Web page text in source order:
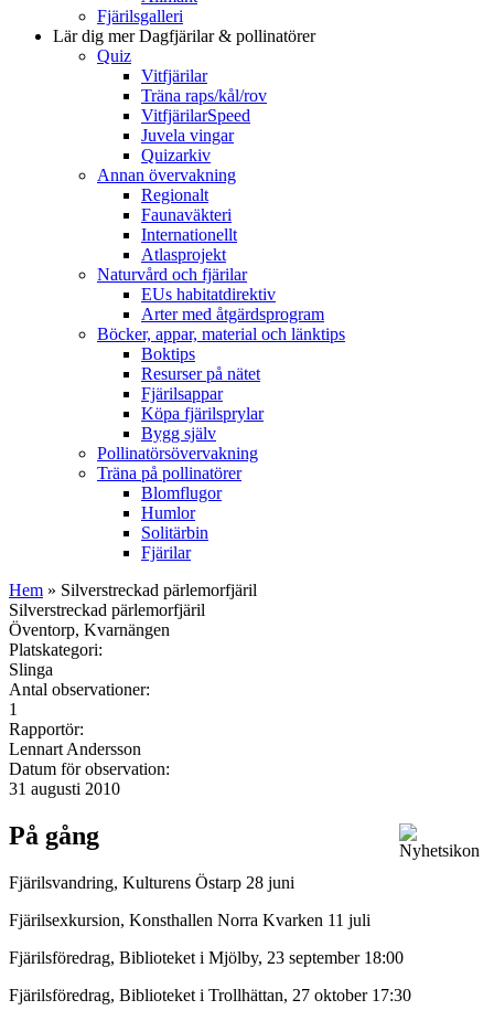
Fjärilsgalleri
Lär dig merDagfjärilar & pollinatörer
Quiz
Vitfjärilar
Träna raps/kål/rov
VitfjärilarSpeed
Juvela vingar
Quizarkiv
Annan övervakning
Regionalt
Faunaväkteri
Internationellt
Atlasprojekt
Naturvård och fjärilar
EUs habitatdirektiv
Arter med åtgärdsprogram
Böcker, appar, material och länktips
Boktips
Resurser på nätet
Fjärilsappar
Köpa fjärilsprylar
Bygg själv
Pollinatörsövervakning
Träna på pollinatörer
Blomflugor
Humlor
Solitärbin
Fjärilar
Hem » Silverstreckad pärlemorfjäril
Silverstreckad pärlemorfjäril
Öventorp, Kvarnängen
Platskategori:
Slinga
Antal observationer:
1
Rapportör:
Lennart Andersson
Datum för observation:
31 augusti 2010
På gång
Fjärilsvandring, Kulturens Östarp 28 juni
Fjärilsexkursion, Konsthallen Norra Kvarken 11 juli
Fjärilsföredrag, Biblioteket i Mjölby, 23 september 18:00
Fjärilsföredrag, Biblioteket i Trollhättan, 27 oktober 17:30